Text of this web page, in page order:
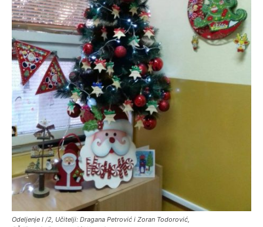
Odeljenje I /2, Učitelji: Dragana Petrović i Zoran Todorović,